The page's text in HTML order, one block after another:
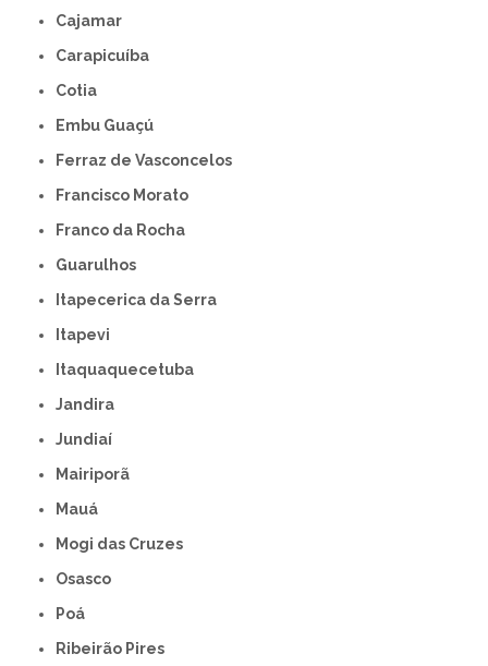
Cajamar
Carapicuíba
Cotia
Embu Guaçú
Ferraz de Vasconcelos
Francisco Morato
Franco da Rocha
Guarulhos
Itapecerica da Serra
Itapevi
Itaquaquecetuba
Jandira
Jundiaí
Mairiporã
Mauá
Mogi das Cruzes
Osasco
Poá
Ribeirão Pires